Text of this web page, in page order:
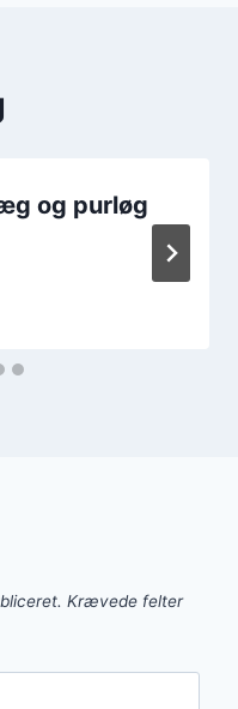
og purløg
Krævede felter